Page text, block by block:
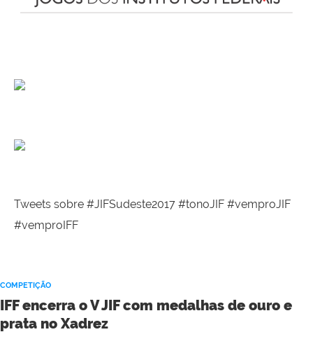
Tweets sobre #JIFSudeste2017 #tonoJIF #vemproJIF
#vemproIFF
COMPETIÇÃO
IFF encerra o V JIF com medalhas de ouro e
prata no Xadrez